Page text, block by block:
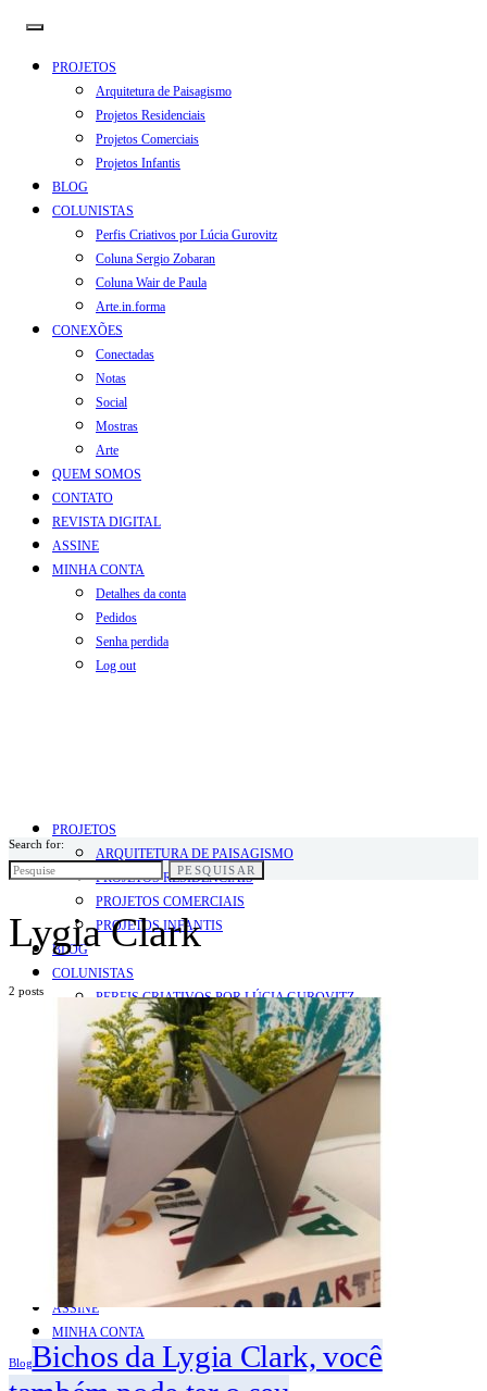
PROJETOS
Arquitetura de Paisagismo
Projetos Residenciais
Projetos Comerciais
Projetos Infantis
BLOG
COLUNISTAS
Perfis Criativos por Lúcia Gurovitz
Coluna Sergio Zobaran
Coluna Wair de Paula
Arte.in.forma
CONEXÕES
Conectadas
Notas
Social
Mostras
Arte
QUEM SOMOS
CONTATO
REVISTA DIGITAL
ASSINE
MINHA CONTA
Detalhes da conta
Pedidos
Senha perdida
Log out
PROJETOS
ARQUITETURA DE PAISAGISMO
PROJETOS RESIDENCIAIS
PROJETOS COMERCIAIS
PROJETOS INFANTIS
BLOG
COLUNISTAS
PERFIS CRIATIVOS POR LÚCIA GUROVITZ
COLUNA SERGIO ZOBARAN
COLUNA WAIR DE PAULA
ARTE.IN.FORMA
CONEXÕES
Conectadas
Notas
Social
Mostras
Arte
QUEM SOMOS
CONTATO
REVISTA DIGITAL
ASSINE
MINHA CONTA
Detalhes da conta
Pedidos
Search for:
PESQUISAR
Lygia Clark
2 posts
BlogBichos da Lygia Clark, você